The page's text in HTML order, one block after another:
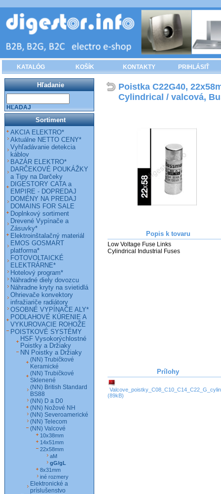
KATALÓG KOŠÍK KONTAKTY PRIHLÁSIŤ
Poistka C22G40,
Cylindrical / valcová,
Popis k tovaru
Low Voltage Fuse Links
Cylindrical Industrial Fuses
Prílohy
(89kB)
Hľadanie
HĽADAJ
Sortiment
AKCIA ELEKTRO*
Aktuálne NETTO CENY*
Vyhľadávanie detekcia
káblov
BAZÁR ELEKTRO*
DARČEKOVÉ POUKÁŽKY
a Tipy na Darčeky
DIGESTORY CATA a
EMPIRE - DOPREDAJ
DOMÉNY NA PREDAJ
DOMAINS FOR SALE
Doplnkový sortiment
Drevené Vypínače a
Zásuvky*
Elektroinštalačný materiál
EMOS GOSMART
platforma*
FOTOVOLTAICKÉ
ELEKTRÁRNE*
Hotelový program*
Náhradné diely dovozcu
Náhradne kryty na svietidlá
Ohrievače konvektory
infražiariče radiátory
OSOBNÉ VYPÍNAČE ALY*
PODLAHOVÉ KÚRENIE A
VYKUROVACIE ROHOŽE
POISTKOVÉ SYSTÉMY
HSF Vysokorýchlostné
Poistky a Držiaky
NN Poistky a Držiaky
(NN) Trubičkové
Keramické
(NN) Trubičkové
Sklenené
(NN) British Standard
BS88
(NN) D a D0
(NN) Nožové NH
(NN) Severoamerické
(NN) Telecom
(NN) Valcové
10x38mm
14x51mm
22x58mm
aM
gG/gL
8x31mm
iné rozmery
Elektronické a
príslušenstvo